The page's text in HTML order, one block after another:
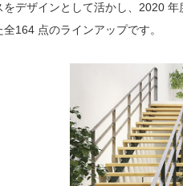
デザインとして活かし、2020
164 点のラインアップです。